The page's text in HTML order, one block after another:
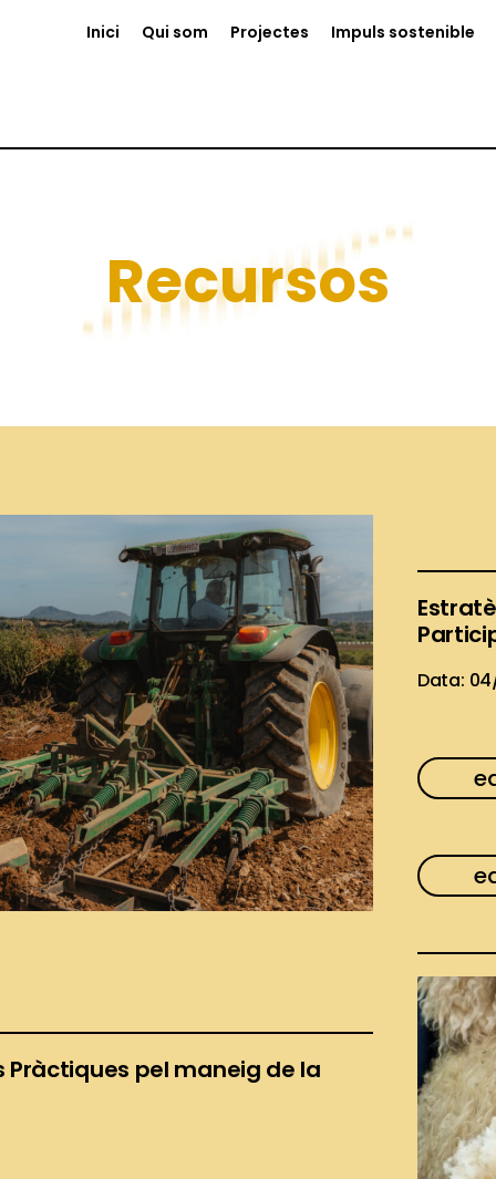
Inici Qui som Projectes Impuls sostenible
Recursos
Data:
Pràctiques pel maneig de la